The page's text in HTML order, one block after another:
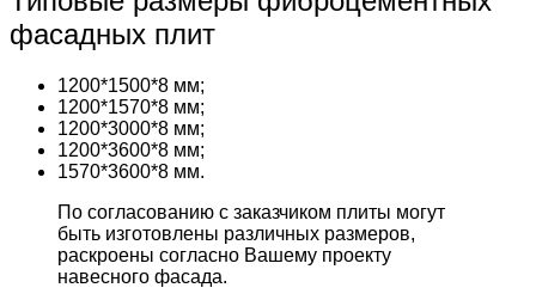
фасадных плит
1200*1500*8 мм;
1200*1570*8 мм;
1200*3000*8 мм;
1200*3600*8 мм;
1570*3600*8 мм.
По согласованию с заказчиком плиты могут
быть изготовлены различных размеров,
раскроены согласно Вашему проекту
навесного фасада.